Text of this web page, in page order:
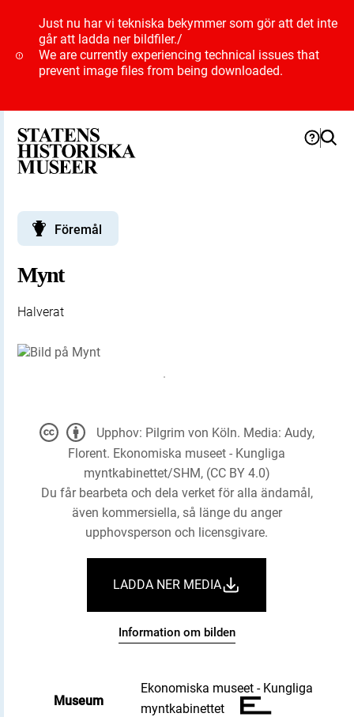
Just nu har vi tekniska bekymmer som gör att det inte
går att ladda ner bildfiler./
We are currently experiencing technical issues that
prevent image files from being downloaded.
Föremål
Mynt
Halverat
Museum
Ekonomiska museet - Kungliga
myntkabinettet
Upphov: Pilgrim von Köln. Media: Audy,
Florent. Ekonomiska museet - Kungliga
myntkabinettet/SHM, (CC BY 4.0)
Du får bearbeta och dela verket för alla ändamål,
även kommersiella, så länge du anger
upphovsperson och licensgivare.
LADDA NER MEDIA
Information om bilden